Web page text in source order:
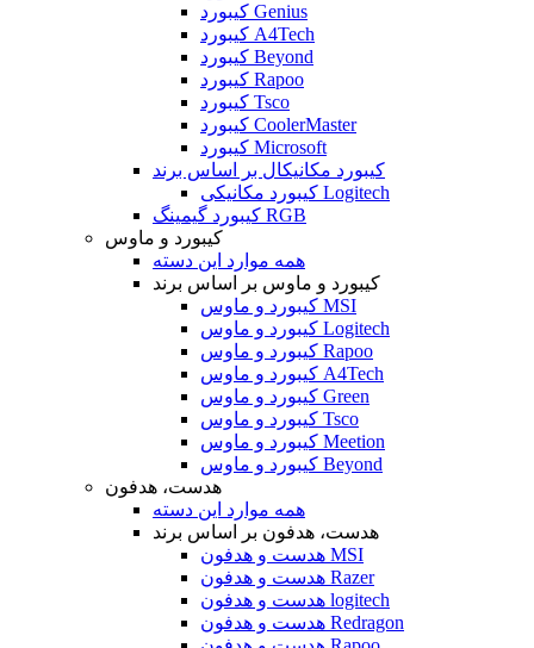
کیبورد Genius
کیبورد A4Tech
کیبورد Beyond
کیبورد Rapoo
کیبورد Tsco
کیبورد CoolerMaster
کیبورد Microsoft
کیبورد مکانیکال بر اساس برند
کیبورد مکانیکی Logitech
کیبورد گیمینگ RGB
کیبورد و ماوس
همه موارد این دسته
کیبورد و ماوس بر اساس برند
کیبورد و ماوس MSI
کیبورد و ماوس Logitech
کیبورد و ماوس Rapoo
کیبورد و ماوس A4Tech
کیبورد و ماوس Green
کیبورد و ماوس Tsco
کیبورد و ماوس Meetion
کیبورد و ماوس Beyond
هدست، هدفون
همه موارد این دسته
هدست، هدفون بر اساس برند
هدست و هدفون MSI
هدست و هدفون Razer
هدست و هدفون logitech
هدست و هدفون Redragon